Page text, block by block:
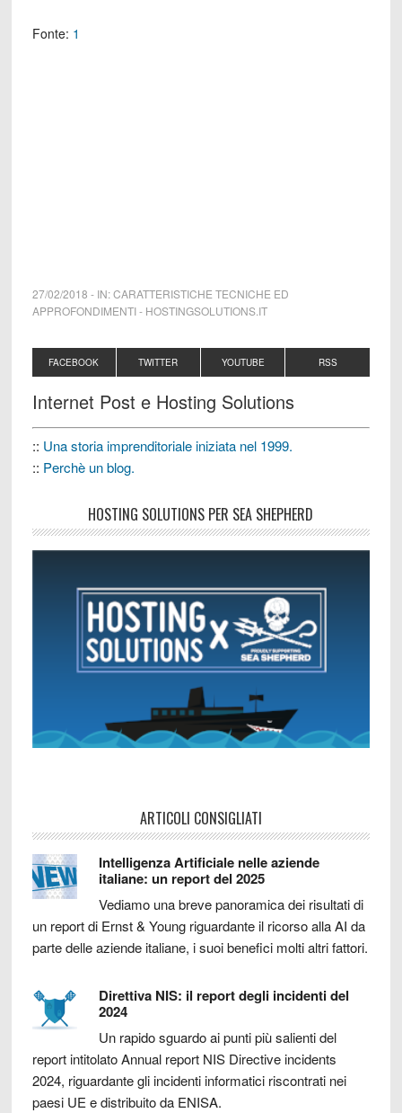
Fonte: 1
27/02/2018 - IN:CARATTERISTICHE TECNICHE ED
APPROFONDIMENTI- HOSTINGSOLUTIONS.IT
FACEBOOK TWITTER YOUTUBE RSS
Internet Post e Hosting Solutions
:: Una storia imprenditoriale iniziata nel 1999.
:: Perchè un blog.
HOSTING SOLUTIONS PER SEA SHEPHERD
ARTICOLI CONSIGLIATI
Intelligenza Artificiale nelle aziende
italiane: un report del 2025
Vediamo una breve panoramica dei risultati di
un report di Ernst & Young riguardante il ricorso alla AI da
parte delle aziende italiane, i suoi benefici molti altri fattori.
Direttiva NIS: il report degli incidenti del
2024
Un rapido sguardo ai punti più salienti del
report intitolato Annual report NIS Directive incidents
2024, riguardante gli incidenti informatici riscontrati nei
paesi UE e distribuito da ENISA.